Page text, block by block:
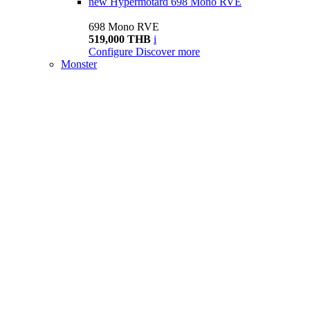
698 Mono RVE
519,000 THB i
Configure Discover more
Monster